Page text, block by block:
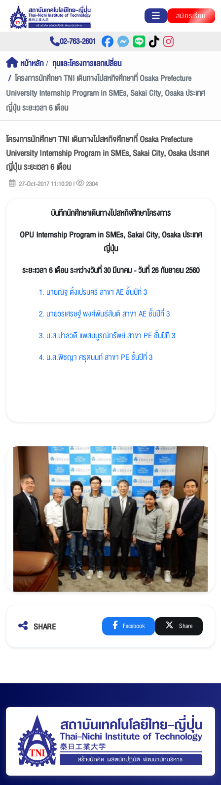
สมัครเรียน
02-763-2601
หน้าหลัก
ทุนและโครงการแลกเปลี่ยน
โครงการนักศึกษา TNI เดินทางไปสหกิจศึกษาที่ Osaka Prefecture
University Internship Program in SMEs, Sakai City, Osaka ประเทศ
ญี่ปุ่น ระยะเวลา 6 เดือน
โครงการนักศึกษา TNI เดินทางไปสหกิจศึกษาที่ Osaka Prefecture
University Internship Program in SMEs, Sakai City, Osaka ประเทศ
ญี่ปุ่น ระยะเวลา 6 เดือน
27-Oct-2017 11:10:20 | 2304
บันทึกนักศึกษาเดินทางไปสหกิจศึกษาโครงการ
OPU Internship Program in SMEs, Sakai City, Osaka ประเทศ
ญี่ปุ่น
ระยะเวลา 6 เดือน ระหว่างวันที่ 30 มีนาคม - วันที่ 26 กันยายน 2560
1. นายณัฐ ตั้งเปรมศรี สาขา AE ชั้นปีที่ 3
2. นายวรเศรษฐ์ พงศ์พันธ์สันติ สาขา AE ชั้นปีที่ 3
3. น.ส.ปาลวดี แพสมบูรณ์ทรัพย์ สาขา PE ชั้นปีที่ 3
4. น.ส.พิชญา ศรุตนนท์ สาขา PE ชั้นปีที่ 3
SHARE Facebook Share